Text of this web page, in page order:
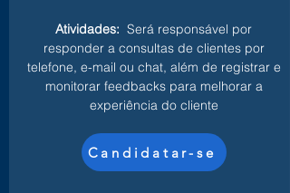
Atividades: Será responsável por
responder a consultas de clientes por
telefone, e-mail ou chat, além de registrar e
monitorar feedbacks para melhorar a
experiência do cliente
Candidatar-se